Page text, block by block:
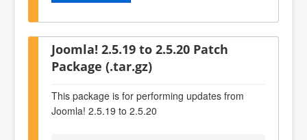
Joomla! 2.5.19 to 2.5.20 Patch
Package (.tar.gz)
This package is for performing updates from
Joomla! 2.5.19 to 2.5.20